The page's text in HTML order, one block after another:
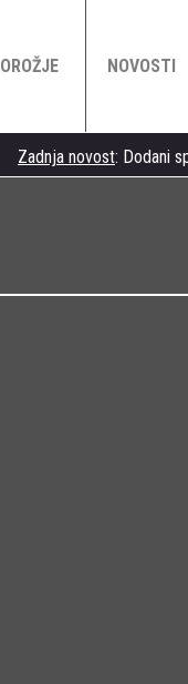
OROŽJE NOVOSTI
Zadnja novost: Dodani